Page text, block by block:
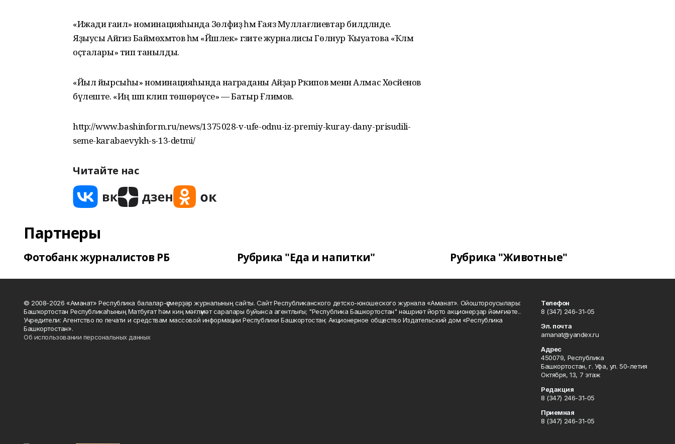
«Ижади ғаилә» номинацияһында Зөлфиҙә һәм Ғаяз Муллағәлиевтар билдәләнде.
Яҙыусы Айгиз Баймөхәмәтов һәм «Йәшлек» гәзите журналисы Гөлнур Ҡыуатова «Ҡәләм
оҫталары» тип танылды.
«Йыл йырсыһы» номинацияһында награданы Айҙар Рәҡипов менән Алмас Хөсәйенов
бүлеште. «Иң шәп клип төшөрөүсе» — Батыр Ғәлимов.
http://www.bashinform.ru/news/1375028-v-ufe-odnu-iz-premiy-kuray-dany-prisudili-
seme-karabaevykh-s-13-detmi/
Читайте нас
Партнеры
Фотобанк журналистов РБ Рубрика "Еда и напитки" Рубрика "Животные"
© 2008-2026 «Аманат» Республика балалар-үҫмерҙәр журналының сайты. Сайт Республиканского детско-юношеского журнала «Аманат». Ойоштороусылары:
Башҡортостан Республикаһының Матбуғат һәм киң мәғлүмәт саралары буйынса агентлығы; "Республика Башкортостан" нәшриәт йорто акционерҙар йәмғиәте..
Учредители: Агентство по печати и средствам массовой информации Республики Башкортостан; Акционерное общество Издательский дом «Республика
Башкортостан».
Об использовании персональных данных
Телефон
8 (347) 246-31-05
Эл. почта
amanat@yandex.ru
Адрес
450079, Республика
Башкортостан, г. Уфа, ул. 50-летия
Октября, 13, 7 этаж
Редакция
8 (347) 246-31-05
Приемная
8 (347) 246-31-05